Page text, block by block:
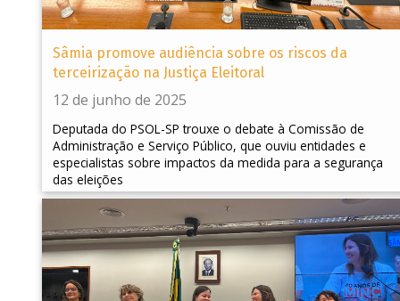
Sâmia promove audiência sobre os riscos da
terceirização na Justiça Eleitoral
12 de junho de 2025
Deputada do PSOL-SP trouxe o debate à Comissão de
Administração e Serviço Público, que ouviu entidades e
especialistas sobre impactos da medida para a segurança
das eleições